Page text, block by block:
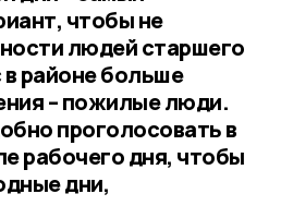
чтобы не
людей старшего
районе больше
– пожилые люди.
проголосовать в
рабочего дня, чтобы
дни,